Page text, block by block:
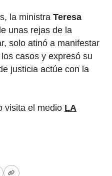
la ministra Teresa
unas rejas de la
solo atinó a manifestar
casos y expresó su
justicia actúe con la
visita el medio LA